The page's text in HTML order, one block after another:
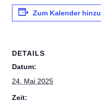
Zum Kalender
DETAILS
Datum:
24. Mai 2025
Zeit: